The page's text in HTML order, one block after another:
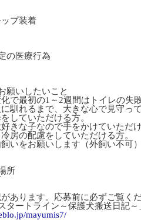
ップ装着
の医療行為
願いしたいこと
で最初の1～2週間はトイレの失
馴れるまで、大きな心で見守っ
していただける方。
きな子なので手をかけていただ
房の配慮をしていただける方。
いをお願いします（外飼い不可
所
あります。応募前に必ずご覧く
ートライン～保護犬搬送日記～
mayumis7/